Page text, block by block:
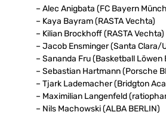
– Alec Anigbata (FC Bayern
– Kaya Bayram (RASTA Vechta)
– Kilian Brockhoff (RASTA Vechta)
– Jacob Ensminger (Santa Clara/
– Sananda Fru (Basketball
– Sebastian Hartmann (Porsche
– Tjark Lademacher (Bridgton
– Maximilian Langenfeld
– Nils Machowski (ALBA BERLIN)